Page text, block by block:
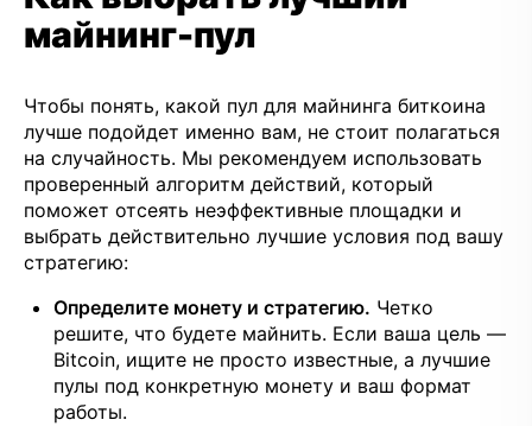
майнинг-пул
Чтобы понять, какой пул для майнинга биткоина
лучше подойдет именно вам, не стоит полагаться
на случайность. Мы рекомендуем использовать
проверенный алгоритм действий, который
поможет отсеять неэффективные площадки и
выбрать действительно лучшие условия под вашу
стратегию:
Определите монету и стратегию. Четко
решите, что будете майнить. Если ваша цель —
Bitcoin, ищите не просто известные, а лучшие
пулы под конкретную монету и ваш формат
работы.